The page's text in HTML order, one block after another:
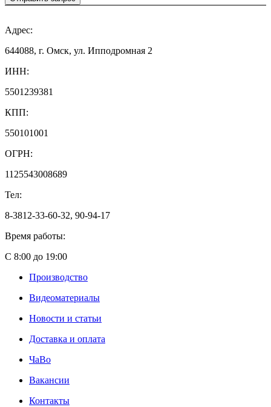
Адрес:
644088, г. Омск, ул. Ипподромная 2
ИНН:
5501239381
КПП:
550101001
ОГРН:
1125543008689
Тел:
8-3812-33-60-32, 90-94-17
Время работы:
С 8:00 до 19:00
Производство
Видеоматериалы
Новости и статьи
Доставка и оплата
ЧаВо
Вакансии
Контакты